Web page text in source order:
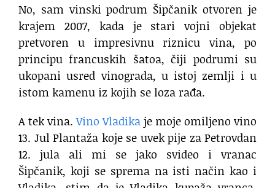
No, sam vinski podrum Šipčanik otvoren je
krajem 2007, kada je stari vojni objekat
pretvoren u impresivnu riznicu vina, po
principu francuskih šatoa, čiji podrumi su
ukopani usred vinograda, u istoj zemlji i u
istom kamenu iz kojih se loza rađa.
A tek vina.Vino Vladikaje moje omiljeno vino
13. Jul Plantaža koje se uvek pije za Petrovdan
12. jula ali mi se jako svideo i vranac
Šipčanik, koji se sprema na isti način kao i